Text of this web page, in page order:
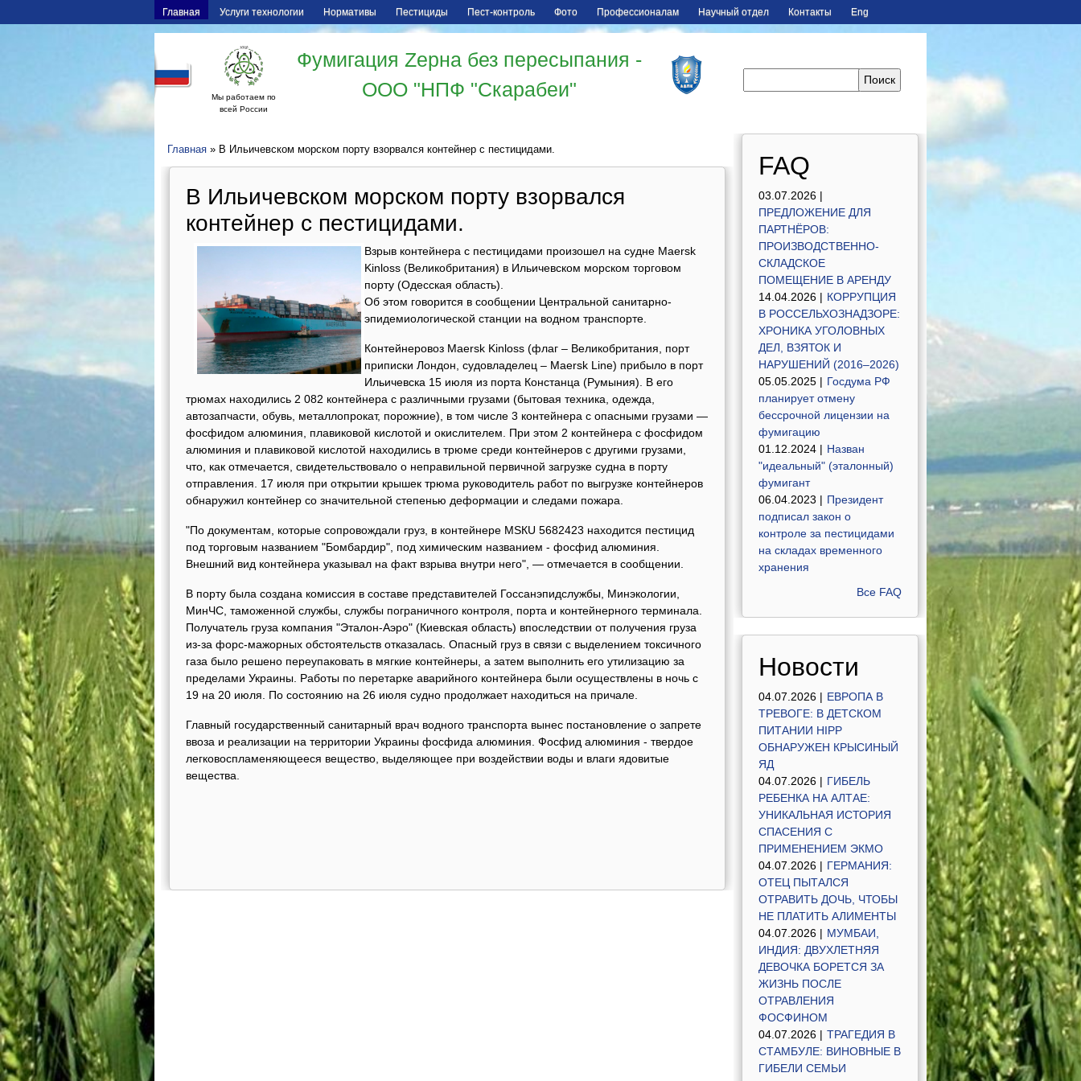
Главная Услуги технологии Нормативы Пестициды Пест-контроль Фото Профессионалам Научный отдел Контакты Eng
Мы работаем по
всей России
Фумигация Zерна без пересыпания -
ООО "НПФ "Скарабеи"
Главная » В Ильичевском морском порту взорвался контейнер с пестицидами.
В Ильичевском морском порту взорвался
контейнер с пестицидами.
Взрыв контейнера с пестицидами произошел на судне Maersk
Kinloss (Великобритания) в Ильичевском морском торговом
порту (Одесская область).
Об этом говорится в сообщении Центральной санитарно-
эпидемиологической станции на водном транспорте.
Контейнеровоз Maersk Kinloss (флаг – Великобритания, порт
приписки Лондон, судовладелец – Maersk Line) прибыло в порт
Ильичевска 15 июля из порта Констанца (Румыния). В его
трюмах находились 2 082 контейнера с различными грузами (бытовая техника, одежда,
автозапчасти, обувь, металлопрокат, порожние), в том числе 3 контейнера с опасными грузами —
фосфидом алюминия, плавиковой кислотой и окислителем. При этом 2 контейнера с фосфидом
алюминия и плавиковой кислотой находились в трюме среди контейнеров с другими грузами,
что, как отмечается, свидетельствовало о неправильной первичной загрузке судна в порту
отправления. 17 июля при открытии крышек трюма руководитель работ по выгрузке контейнеров
обнаружил контейнер со значительной степенью деформации и следами пожара.
"По документам, которые сопровождали груз, в контейнере МSКU 5682423 находится пестицид
под торговым названием "Бомбардир", под химическим названием - фосфид алюминия.
Внешний вид контейнера указывал на факт взрыва внутри него", — отмечается в сообщении.
В порту была создана комиссия в составе представителей Госсанэпидслужбы, Минэкологии,
МинЧС, таможенной службы, службы пограничного контроля, порта и контейнерного терминала.
Получатель груза компания "Эталон-Аэро" (Киевская область) впоследствии от получения груза
из-за форс-мажорных обстоятельств отказалась. Опасный груз в связи с выделением токсичного
газа было решено переупаковать в мягкие контейнеры, а затем выполнить его утилизацию за
пределами Украины. Работы по перетарке аварийного контейнера были осуществлены в ночь с
19 на 20 июля. По состоянию на 26 июля судно продолжает находиться на причале.
Главный государственный санитарный врач водного транспорта вынес постановление о запрете
ввоза и реализации на территории Украины фосфида алюминия. Фосфид алюминия - твердое
легковоспламеняющееся вещество, выделяющее при воздействии воды и влаги ядовитые
вещества.
FAQ
03.07.2026 |
ПРЕДЛОЖЕНИЕ ДЛЯ
ПАРТНЁРОВ:
ПРОИЗВОДСТВЕННО-
СКЛАДСКОЕ
ПОМЕЩЕНИЕ В АРЕНДУ
14.04.2026 | КОРРУПЦИЯ
В РОССЕЛЬХОЗНАДЗОРЕ:
ХРОНИКА УГОЛОВНЫХ
ДЕЛ, ВЗЯТОК И
НАРУШЕНИЙ (2016–2026)
05.05.2025 | Госдума РФ
планирует отмену
бессрочной лицензии на
фумигацию
01.12.2024 | Назван
"идеальный" (эталонный)
фумигант
06.04.2023 | Президент
подписал закон о
контроле за пестицидами
на складах временного
хранения
Все FAQ
Новости
04.07.2026 | ЕВРОПА В
ТРЕВОГЕ: В ДЕТСКОМ
ПИТАНИИ HIPP
ОБНАРУЖЕН КРЫСИНЫЙ
ЯД
04.07.2026 | ГИБЕЛЬ
РЕБЕНКА НА АЛТАЕ:
УНИКАЛЬНАЯ ИСТОРИЯ
СПАСЕНИЯ С
ПРИМЕНЕНИЕМ ЭКМО
04.07.2026 | ГЕРМАНИЯ:
ОТЕЦ ПЫТАЛСЯ
ОТРАВИТЬ ДОЧЬ, ЧТОБЫ
НЕ ПЛАТИТЬ АЛИМЕНТЫ
04.07.2026 | МУМБАИ,
ИНДИЯ: ДВУХЛЕТНЯЯ
ДЕВОЧКА БОРЕТСЯ ЗА
ЖИЗНЬ ПОСЛЕ
ОТРАВЛЕНИЯ
ФОСФИНОМ
04.07.2026 | ТРАГЕДИЯ В
СТАМБУЛЕ: ВИНОВНЫЕ В
ГИБЕЛИ СЕМЬИ